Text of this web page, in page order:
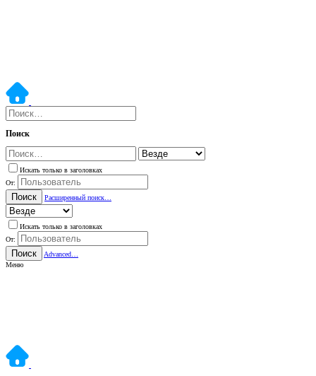
Поиск
Искать только в заголовках
От:
Поиск Расширенный поиск…
Искать только в заголовках
От:
Поиск
Advanced…
Меню